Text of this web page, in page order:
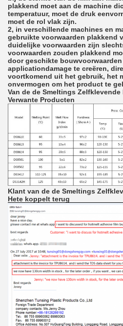
plakkend moet aan de machine
temperatuur, moet de druk
moet de rol vlak zijn.
2, in verschillende machines en
gebruikte voorwaarden plakkend
duidelijke voorwaarden zijn
voorwaarden zouden plakkend
door geschikte
applicationdamage te creëren,
voortkomend uit het gebruik, het
onvermogen om het product te
Van de de Smeltings Zelfklevende
Verwante Producten
Klant van de de Smeltings
Hete koppelt terug